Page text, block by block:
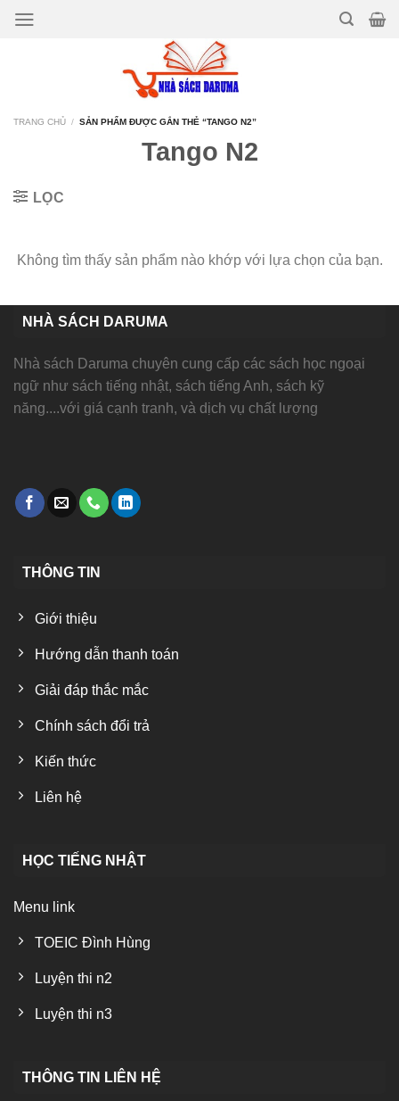
Bỏ
TRANG CHỦ / SẢN PHẨM ĐƯỢC GẮN THẺ “TANGO N2”
Tango N2
LỌC
Không tìm thấy sản phẩm nào khớp với lựa chọn của bạn.
NHÀ SÁCH DARUMA
Nhà sách Daruma chuyên cung cấp các sách học ngoại
ngữ như sách tiếng nhật, sách tiếng Anh, sách kỹ
năng....với giá cạnh tranh, và dịch vụ chất lượng
THÔNG TIN
Giới thiệu
Hướng dẫn thanh toán
Giải đáp thắc mắc
Chính sách đổi trả
Kiến thức
Liên hệ
HỌC TIẾNG NHẬT
Menu link
TOEIC Đình Hùng
Luyện thi n2
Luyện thi n3
THÔNG TIN LIÊN HỆ